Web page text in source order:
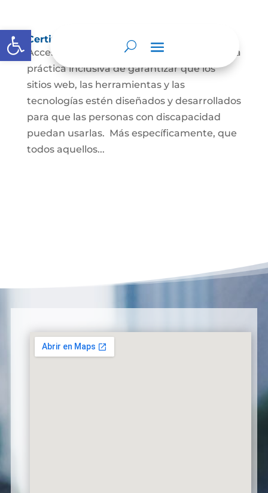
Abrir barra de herramientas
Certificado de Accesibilidad
Accesibilidad web La accesibilidad web es la
práctica inclusiva de garantizar que los
sitios web, las herramientas y las
tecnologías estén diseñados y desarrollados
para que las personas con discapacidad
puedan usarlas. Más específicamente, que
todos aquellos...